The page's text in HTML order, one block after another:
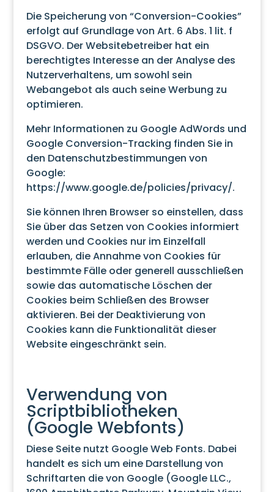
Die Speicherung von “Conversion-Cookies”
erfolgt auf Grundlage von Art. 6 Abs. 1 lit. f
DSGVO. Der Websitebetreiber hat ein
berechtigtes Interesse an der Analyse des
Nutzerverhaltens, um sowohl sein
Webangebot als auch seine Werbung zu
optimieren.
Mehr Informationen zu Google AdWords und
Google Conversion-Tracking finden Sie in
den Datenschutzbestimmungen von
Google:
https://www.google.de/policies/privacy/.
Sie können Ihren Browser so einstellen, dass
Sie über das Setzen von Cookies informiert
werden und Cookies nur im Einzelfall
erlauben, die Annahme von Cookies für
bestimmte Fälle oder generell ausschließen
sowie das automatische Löschen der
Cookies beim Schließen des Browser
aktivieren. Bei der Deaktivierung von
Cookies kann die Funktionalität dieser
Website eingeschränkt sein.
Verwendung von
Scriptbibliotheken
(Google Webfonts)
Diese Seite nutzt Google Web Fonts. Dabei
handelt es sich um eine Darstellung von
Schriftarten die von Google (Google LLC.,